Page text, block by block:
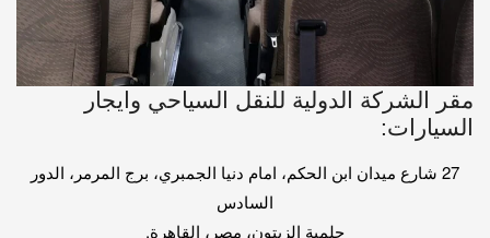
مقر الشركة الدولية للنقل السياحي وايجار
السيارات:
27 شارع ميدان ابن الحكم، امام دنيا الجمبري، برج المرمر، الدور
السادس
حلمية الزيتون، مصر، القاهرة.